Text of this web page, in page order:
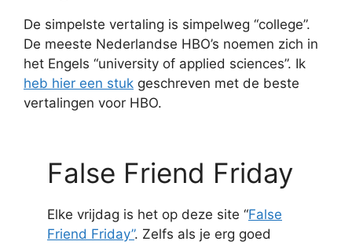
De simpelste vertaling is simpelweg “college”.
De meeste Nederlandse HBO’s noemen zich in
het Engels “university of applied sciences”. Ik
heb hier een stuk geschreven met de beste
vertalingen voor HBO.
False Friend Friday
Elke vrijdag is het op deze site “False
Friend Friday”. Zelfs als je erg goed